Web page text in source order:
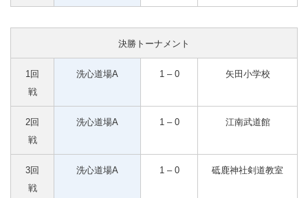
決勝トーナメント
1回
戦
洗心道場A 1 – 0 矢田小学校
2回
戦
洗心道場A 1 – 0 江南武道館
3回
戦
洗心道場A 1 – 0 砥鹿神社剣道教室